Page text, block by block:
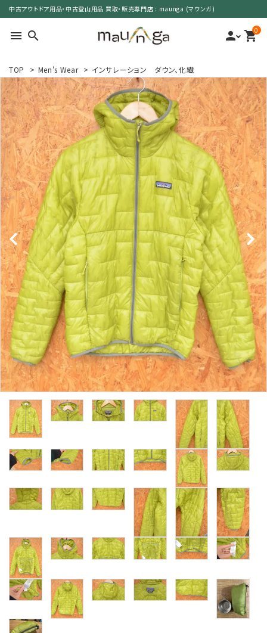
中古アウトドア用品・中古登山用品 買取・販売専門店 : maunga (マウンガ)
menu search person 0
shopping_cart
search
カテゴリーで選ぶ
サイズで選ぶ
特集で選ぶ
価格で選ぶ
買取案内
レンタル・修理
店舗情報
POLICY
INFORMATION
ACCOUNT MENU
ようこそ ゲスト 様
meeting_room ログイン
TOP > Men's Wear > インサレーション ダウン、化繊